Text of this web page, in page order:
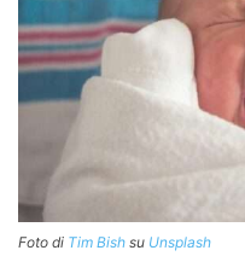
Foto di Tim Bish su Unsplash